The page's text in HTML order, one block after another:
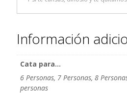
Información
Cata para...
6 Personas, 7 Personas, 8
personas